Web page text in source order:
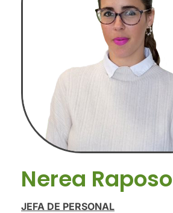
Nerea Raposo
JEFA DE PERSONAL